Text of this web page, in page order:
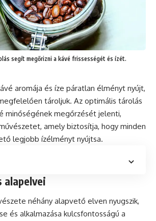
segít megőrizni a kávé frissességét és ízét.
aromája és íze páratlan élményt nyújt,
tároljuk. Az optimális tárolás
minőségének megőrzését jelenti,
amely biztosítja, hogy minden
legjobb ízélményt nyújtsa.
alapelvei
néhány alapvető elven nyugszik,
és alkalmazása kulcsfontosságú a